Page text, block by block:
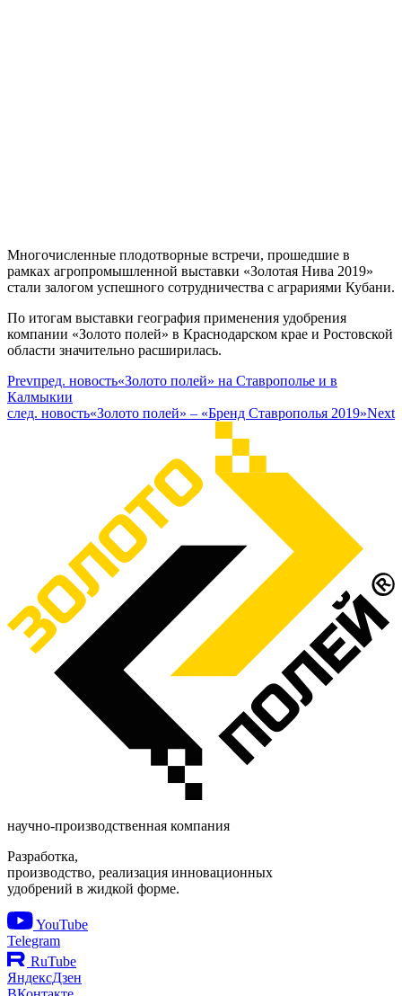
Многочисленные плодотворные встречи, прошедшие в
рамках агропромышленной выставки «Золотая Нива 2019»
стали залогом успешного сотрудничества с аграриями Кубани.
По итогам выставки география применения удобрения
компании «Золото полей» в Краснодарском крае и Ростовской
области значительно расширилась.
Prevпред. новость«Золото полей» на Ставрополье и в
Калмыкии
след. новость«Золото полей» – «Бренд Ставрополья 2019»Next
научно-производственная компания
Разработка,
производство, реализация инновационных
удобрений в жидкой форме.
YouTube
Telegram
RuTube
ЯндексДзен